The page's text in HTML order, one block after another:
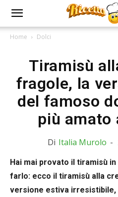
Home Dolci
Tiramisù
fragole, la
del famoso
più amato
Di Italia Murolo -
Hai mai provato il tiramisù
farlo: ecco il tiramisù alla
versione estiva irresistibile,